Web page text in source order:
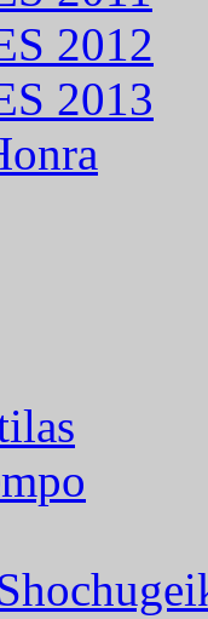
2012
2013